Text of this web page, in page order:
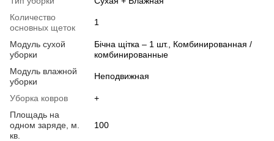
Количество
основных щеток
1
Модуль сухой
уборки
Бічна щітка – 1 шт., Комбинированная /
комбинированные
Модуль влажной
уборки
Неподвижная
Уборка ковров
+
Площадь на
одном заряде, м.
кв.
100